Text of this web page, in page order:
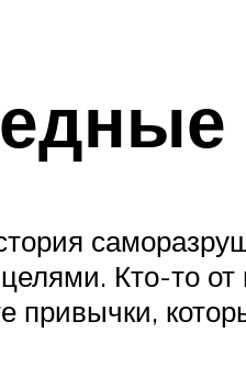
Кто-то от
привычки,